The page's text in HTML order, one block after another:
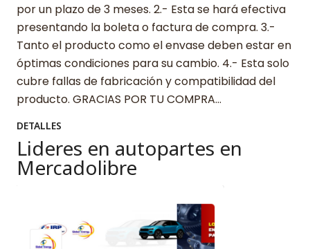
por un plazo de 3 meses. 2.- Esta se hará efectiva
presentando la boleta o factura de compra. 3.-
Tanto el producto como el envase deben estar en
óptimas condiciones para su cambio. 4.- Esta solo
cubre fallas de fabricación y compatibilidad del
producto. GRACIAS POR TU COMPRA…
DETALLES
Lideres en autopartes en
Mercadolibre